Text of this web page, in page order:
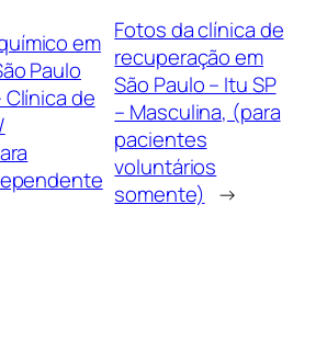
em
Paulo
de
Fotos da clínica de
recuperação em
São Paulo – Itu SP
– Masculina, (para
pacientes
voluntários
somente) →